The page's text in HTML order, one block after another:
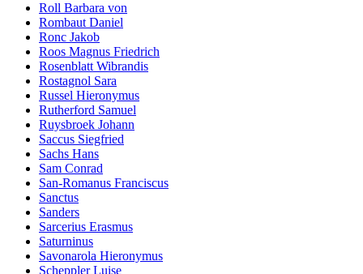
Roll Barbara von
Rombaut Daniel
Ronc Jakob
Roos Magnus Friedrich
Rosenblatt Wibrandis
Rostagnol Sara
Russel Hieronymus
Rutherford Samuel
Ruysbroek Johann
Saccus Siegfried
Sachs Hans
Sam Conrad
San-Romanus Franciscus
Sanctus
Sanders
Sarcerius Erasmus
Saturninus
Savonarola Hieronymus
Scheppler Luise